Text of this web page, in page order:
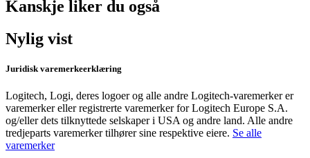
Kanskje liker du også
Nylig vist
Juridisk varemerkeerklæring
Logitech, Logi, deres logoer og alle andre Logitech-varemerker er
varemerker eller registrerte varemerker for Logitech Europe S.A.
og/eller dets tilknyttede selskaper i USA og andre land. Alle andre
tredjeparts varemerker tilhører sine respektive eiere. Se alle
varemerker